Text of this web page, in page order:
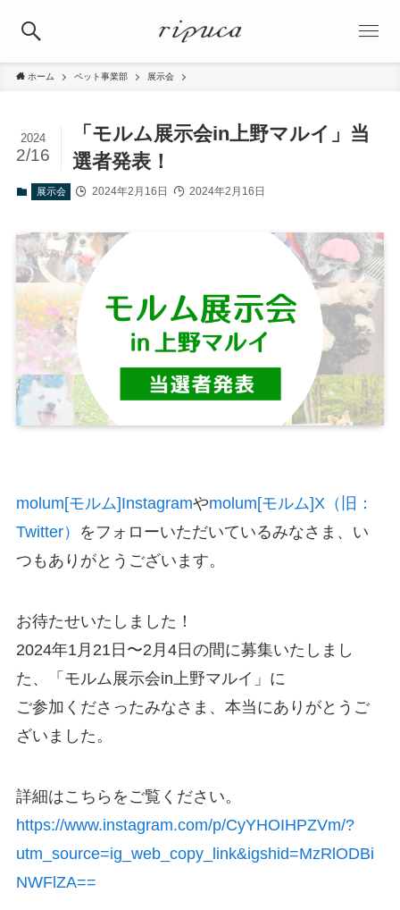
ホーム ペット事業部 展示会
「モルム展示会in上野マルイ」当
選者発表！
2024
2/16
展示会 2024年2月16日 2024年2月16日
molum[モルム]Instagramやmolum[モルム]X（旧：
Twitter）
をフォローいただいているみなさま、い
つもありがとうございます。
お待たせいたしました！
2024年1月21日〜2月4日の間に募集いたしまし
た、「モルム展示会in上野マルイ」に
ご参加くださったみなさま、本当にありがとうご
ざいました。
詳細はこちらをご覧ください。
https://www.instagram.com/p/CyYHOIHPZVm/?
utm_source=ig_web_copy_link&igshid=MzRlODBi
NWFlZA==